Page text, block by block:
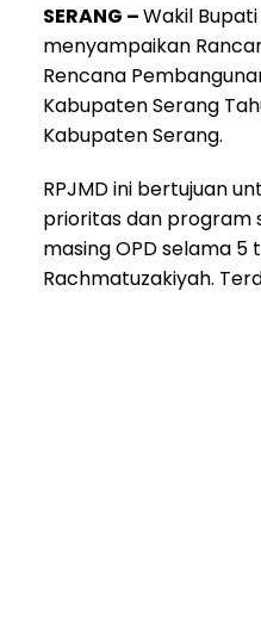
SERANG –Wakil
menyampaikan
Rencana
Kabupaten Serang
Kabupaten Serang.
RPJMD ini bertujuan
prioritas dan program
masing OPD selama 5
Rachmatuzakiyah.